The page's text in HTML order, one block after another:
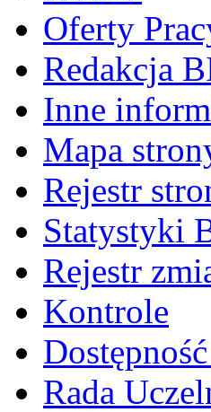
Oferty
Redakcja
Inne
Mapa
Rejestr
Statystyki
Rejestr
Kontrole
Rada